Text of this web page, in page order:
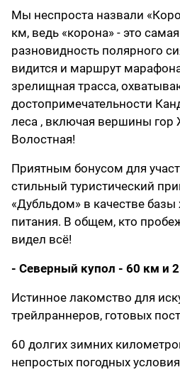
Мы неспроста назвали
км, ведь «корона» - это
разновидность полярного
видится и маршрут
зрелищная трасса,
достопримечательности
леса , включая вершины гор
Волостная!
Приятным бонусом для
стильный туристический
«Дубльдом» в качестве
питания. В общем, кто
видел всё!
- Северный купол - 60 км и
Истинное лакомство для
трейлраннеров, готовых
60 долгих зимних
непростых погодных